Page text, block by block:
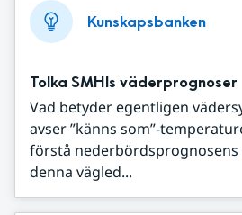
Kunskapsbanken
Tolka SMHIs väderprognoser
Vad betyder egentligen
avser ”känns som”-
förstå
denna vägled...